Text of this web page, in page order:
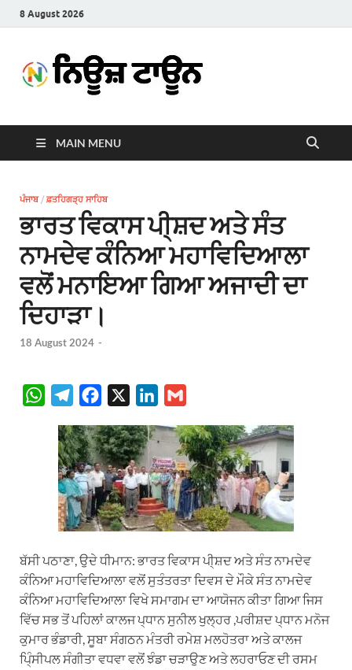
8 August 2026
Town
MAIN MENU
ਪੰਜਾਬ/ ਫ਼ਤਹਿਗੜ੍ਹ ਸਾਹਿਬ
ਭਾਰਤ ਵਿਕਾਸ ਪੀ੍ਸ਼ਦ ਅਤੇ ਸੰਤ
ਨਾਮਦੇਵ ਕੰਨਿਆ ਮਹਾਵਿਦਿਆਲਾ
ਵਲੋਂ ਮਨਾਇਆ ਗਿਆ ਅਜਾਦੀ ਦਾ
ਦਿਹਾੜਾ।
18 August 2024 -
W
l
e
g
r
a
c
e
b
o
o
n
k
e
d
I
a
i
l
ਬੱਸੀ ਪਠਾਣਾ, ਉਦੇ ਧੀਮਾਨ: ਭਾਰਤ ਵਿਕਾਸ ਪੀ੍ਸ਼ਦ ਅਤੇ ਸੰਤ ਨਾਮਦੇਵ
ਕੰਨਿਆ ਮਹਾਵਿਦਿਆਲਾ ਵਲੋਂ ਸੁਤੰਤਰਤਾ ਦਿਵਸ ਦੇ ਮੌਕੇ ਸੰਤ ਨਾਮਦੇਵ
ਕੰਨਿਆ ਮਹਾਵਿਦਿਆਲਾ ਵਿਖੇ ਸਮਾਗਮ ਦਾ ਆਯੋਜਨ ਕੀਤਾ ਗਿਆ ਜਿਸ
ਵਿੱਚ ਸਭ ਤੋਂ ਪਹਿਲਾਂ ਕਾਲਜ ਪ੍ਧਾਨ ਸੁਨੀਲ ਖੁਲ੍ਹਰ ,ਪਰੀਸ਼ਦ ਪ੍ਧਾਨ ਮਨੋਜ
ਕੁਮਾਰ ਭੰਡਾਰੀ, ਸੂਬਾ ਸੰਗਠਨ ਮੰਤਰੀ ਰਮੇਸ਼ ਮਲਹੋਤਰਾ ਅਤੇ ਕਾਲਜ
ਪਿ੍ੰਸੀਪਲ ਸੰਗੀਤਾ ਵਧਵਾ ਵਲੋਂ ਝੰਡਾ ਚੜਾਉਣ ਅਤੇ ਲਹਰਾਓਣ ਦੀ ਰਸਮ